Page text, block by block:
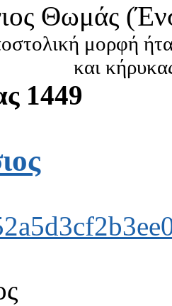
Θωμάς
μορφή
και
1449